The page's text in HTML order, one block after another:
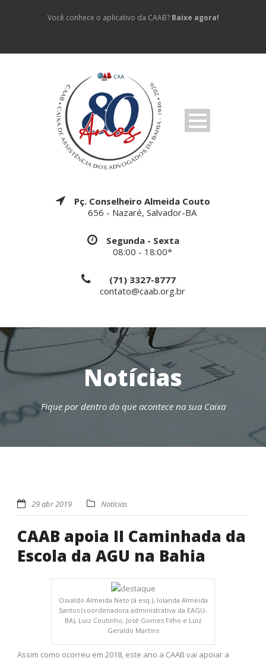
Você conhece o aplicativo da CAAB? Baixe agora!
Pç. Conselheiro Almeida Couto
656 - Nazaré, Salvador-BA
Segunda - Sexta
08:00 - 18:00*
(71) 3327-8777
contato@caab.org.br
Notícias
Fique por dentro do que acontece na sua Caixa
29 abr 2019 Notícias
CAAB apoia II Caminhada da
Escola da AGU na Bahia
Osvaldo Almeida Neto (à esq.), Iolanda Almeida
Santos (coordenadora administrativa da EAGU-
BA), Luiz Coutinho, José Gomes Filho e Luiz
Geraldo Martins
Assim como ocorreu em 2018, este ano a CAAB vai apoiar a